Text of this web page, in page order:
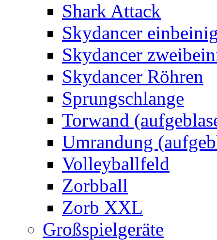
Shark Attack
Skydancer
Skydancer
Skydancer Röhren
Sprungschlange
Torwand
Umrandung
Volleyballfeld
Zorbball
Zorb XXL
Großspielgeräte